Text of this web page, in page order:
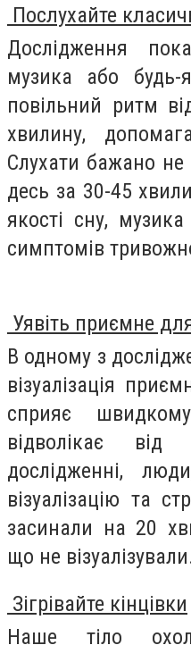
Послухайте
Дослідження
музика або
повільний ритм
хвилину,
Слухати бажано не
десь за 30-45
якості сну,
симптомів
Уявіть приємне
В одному з
візуалізація
сприяє
відволікає
дослідженні,
візуалізацію та
засинали на 20
що не
Зігрівайте кінцівки
Наше тіло